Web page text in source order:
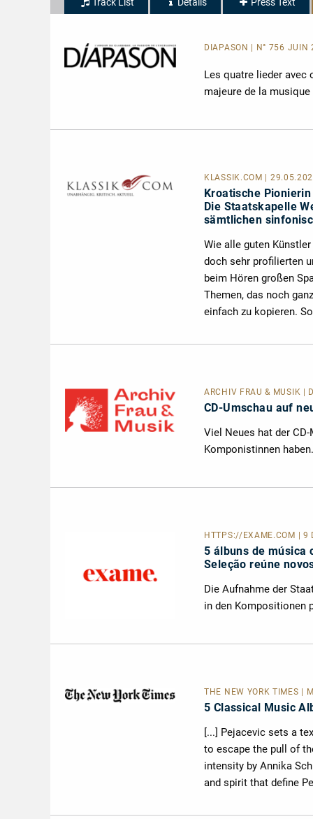
DIAPASON | N° 756
Les quatre lieder avec
majeure de la
KLASSIK.COM |
Kroatische Pionierin
Die Staatskapelle
sämtlichen
Wie alle guten
doch sehr profilierten
beim Hören großen
Themen, das noch
einfach zu kopieren.
ARCHIV FRAU & MUSIK |
CD-Umschau auf
Viel Neues hat der
Komponistinnen
HTTPS://EXAME.COM |
5 álbuns de música
Seleção reúne
Die Aufnahme der
in den Kompositionen
THE NEW YORK TIMES |
5 Classical Music
[...] Pejacevic sets a
to escape the pull of
intensity by Annika
and spirit that define